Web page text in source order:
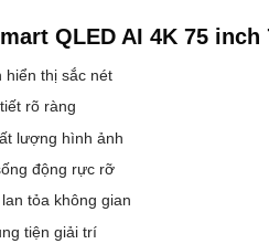
QLED AI 4K 75 inch
hiển thị sắc nét
rõ ràng
lượng hình ảnh
động rực rỡ
tỏa không gian
tiện giải trí